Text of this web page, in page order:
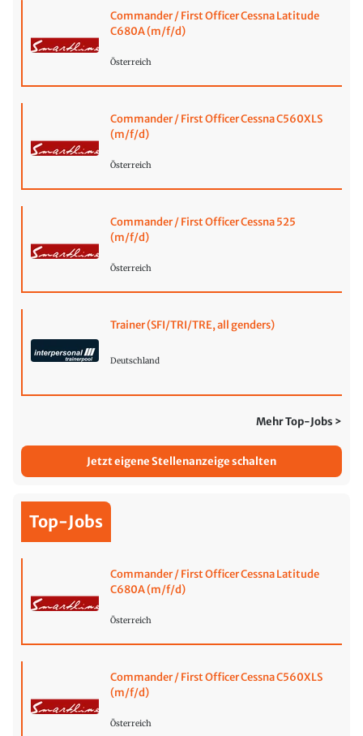
Commander / First Officer Cessna Latitude
C680A (m/f/d)
Österreich
Commander / First Officer Cessna C560XLS
(m/f/d)
Österreich
Commander / First Officer Cessna 525
(m/f/d)
Österreich
Trainer (SFI/TRI/TRE, all genders)
Deutschland
Mehr Top-Jobs >
Jetzt eigene Stellenanzeige schalten
Top-Jobs
Commander / First Officer Cessna Latitude
C680A (m/f/d)
Österreich
Commander / First Officer Cessna C560XLS
(m/f/d)
Österreich